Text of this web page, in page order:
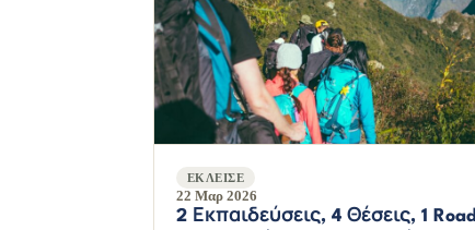
ΈΚΛΕΙΣΕ
22 Μαρ 2026
2 Εκπαιδεύσεις, 4 Θέσεις, 1 Road